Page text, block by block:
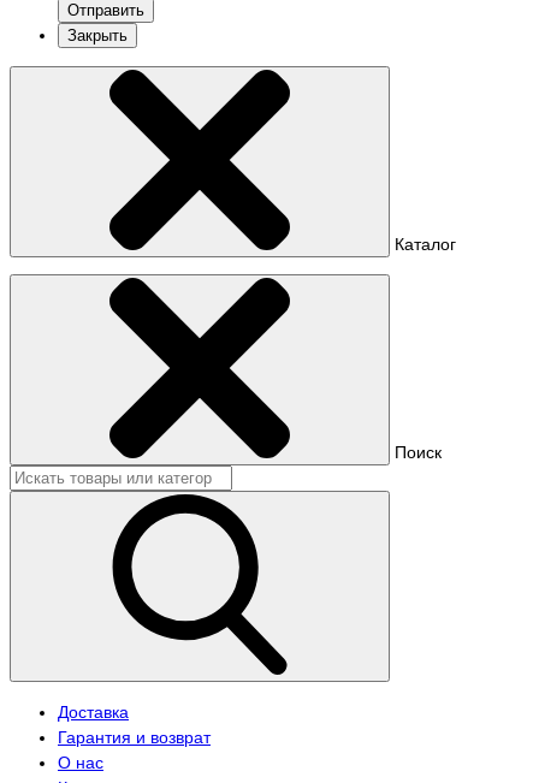
Отправить
Закрыть
Каталог
Поиск
Доставка
Гарантия и возврат
О нас